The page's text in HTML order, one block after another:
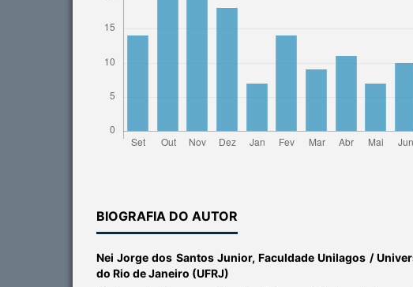
BIOGRAFIA DO AUTOR
Nei Jorge dos Santos Junior,Faculdade Unilagos /
do Rio de Janeiro (UFRJ)